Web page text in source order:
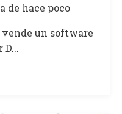
de hace poco
vende un software